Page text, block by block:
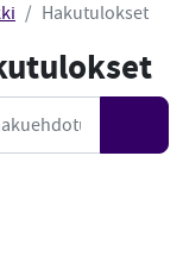
Hakutulokset
Hae